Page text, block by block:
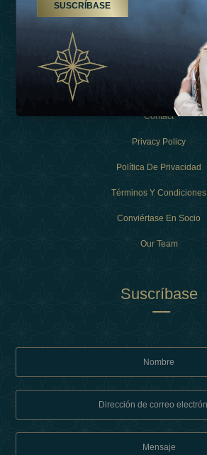
Tipos De Vacaciones
Contact
Privacy Policy
Política De Privacidad
Términos Y Condiciones
Conviértase En Socio
Our Team
Suscríbase
SUSCRÍBASE